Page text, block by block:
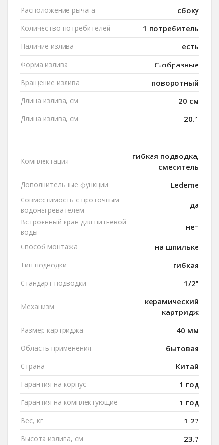
Расположение рычага сбоку
Количество потребителей 1 потребитель
Наличие излива есть
Форма излива C-образные
Вращение излива поворотный
Длина излива, см 20 см
Длина излива, см 20.1
Комплектация
гибкая подводка,
смеситель
Дополнительные функции Ledeme
Совместимость с проточным
водонагревателем
да
Встроенный кран для питьевой
воды
нет
Способ монтажа на шпильке
Тип подводки гибкая
Стандарт подводки 1/2"
Механизм
керамический
картридж
Размер картриджа 40 мм
Область применения бытовая
Страна Китай
Гарантия на корпус 1 год
Гарантия на комплектующие 1 год
Вес, кг 1.27
Высота излива, см 23.7